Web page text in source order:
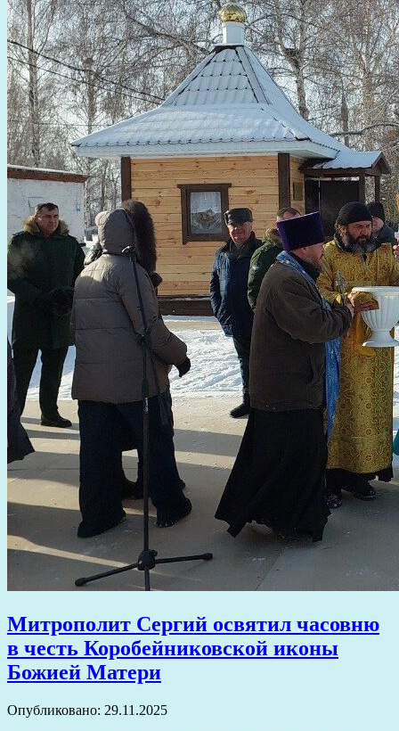
Митрополит Сергий освятил часовню
в честь Коробейниковской иконы
Божией Матери
Опубликовано: 29.11.2025